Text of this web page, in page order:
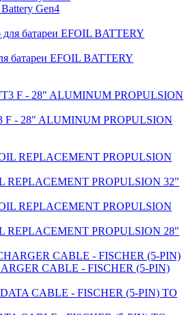
Gen4
батареи EFOIL BATTERY
F - 28" ALUMINUM PROPULSION
REPLACEMENT PROPULSION 32"
REPLACEMENT PROPULSION 28"
CABLE - FISCHER (5-PIN)